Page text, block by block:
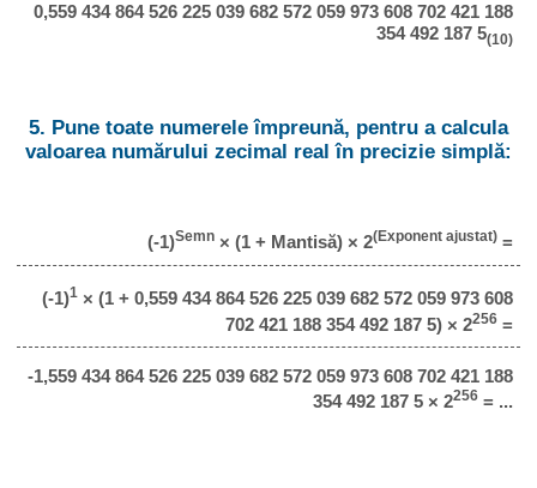
0,559 434 864 526 225 039 682 572 059 973 608 702 421 188
354 492 187 5(10)
5. Pune toate numerele împreună, pentru a calcula
valoarea numărului zecimal real în precizie simplă:
(-1)Semn× (1 + Mantisă) × 2(Exponent ajustat)=
(-1)1× (1 + 0,559 434 864 526 225 039 682 572 059 973 608
702 421 188 354 492 187 5) × 2256=
-1,559 434 864 526 225 039 682 572 059 973 608 702 421 188
354 492 187 5 × 2256= ...